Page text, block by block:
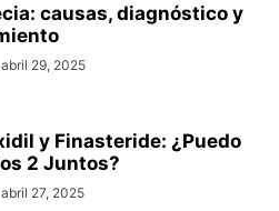
causas, diagnóstico y
abril 29, 2025
y Finasteride: ¿Puedo
2 Juntos?
abril 27, 2025